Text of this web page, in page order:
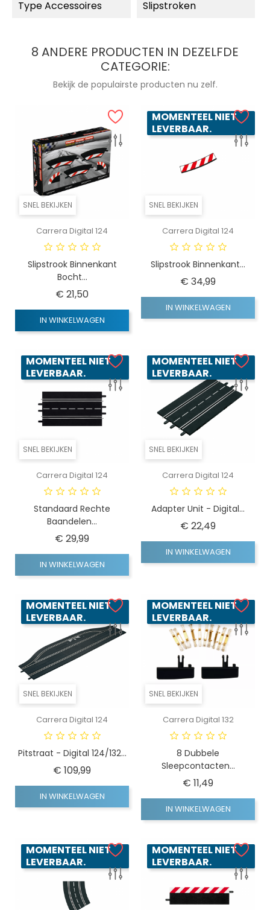
Type Accessoires Slipstroken
8 ANDERE PRODUCTEN IN DEZELFDE
CATEGORIE:
Bekijk de populairste producten nu zelf.
SNEL BEKIJKEN
Carrera Digital 124
Slipstrook Binnenkant
Bocht...
€ 21,50
IN WINKELWAGEN
SNEL BEKIJKEN
MOMENTEEL NIET
LEVERBAAR.
Carrera Digital 124
Slipstrook Binnenkant...
€ 34,99Prijs
IN WINKELWAGEN
SNEL BEKIJKEN
MOMENTEEL NIET
LEVERBAAR.
Carrera Digital 124
Standaard Rechte
Baandelen...
€ 29,99Prijs
IN WINKELWAGEN
SNEL BEKIJKEN
MOMENTEEL NIET
LEVERBAAR.
Carrera Digital 124
Adapter Unit - Digital...
€ 22,49Prijs
IN WINKELWAGEN
SNEL BEKIJKEN
MOMENTEEL NIET
LEVERBAAR.
Carrera Digital 124
Pitstraat - Digital 124/132...
€ 109,99Prijs
IN WINKELWAGEN
SNEL BEKIJKEN
MOMENTEEL NIET
LEVERBAAR.
Carrera Digital 132
8 Dubbele
Sleepcontacten...
€ 11,49Prijs
IN WINKELWAGEN
MOMENTEEL NIET
LEVERBAAR.
MOMENTEEL NIET
LEVERBAAR.